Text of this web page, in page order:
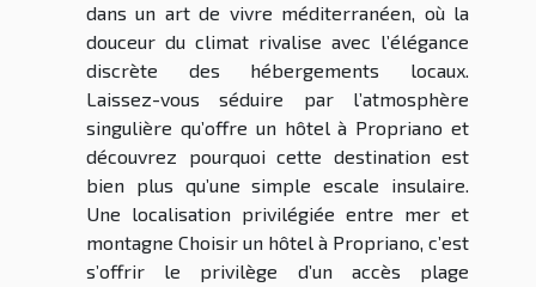
dans un art de vivre méditerranéen, où la
douceur du climat rivalise avec l’élégance
discrète des hébergements locaux.
Laissez-vous séduire par l’atmosphère
singulière qu’offre un hôtel à Propriano et
découvrez pourquoi cette destination est
bien plus qu’une simple escale insulaire.
Une localisation privilégiée entre mer et
montagne Choisir un hôtel à Propriano, c’est
s’offrir le privilège d’un accès plage